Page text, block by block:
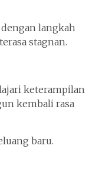
langkah
stagnan.
keterampilan
kembali rasa
baru.